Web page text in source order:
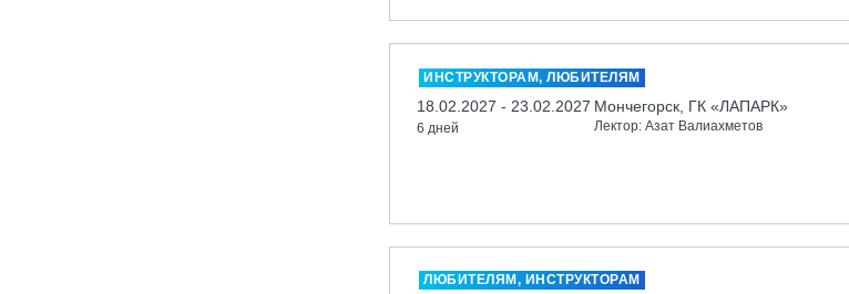
ИНСТРУКТОРАМ, ЛЮБИТЕЛЯМ
18.02.2027 - 23.02.2027
6 дней
Мончегорск, ГК «ЛАПАРК»
Лектор: Азат Валиахметов
ЛЮБИТЕЛЯМ, ИНСТРУКТОРАМ